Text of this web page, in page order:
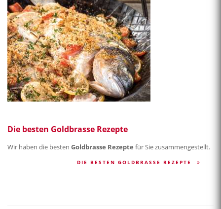
Die besten Goldbrasse Rezepte
Wir haben die besten Goldbrasse Rezepte für Sie zusammengestellt.
DIE BESTEN GOLDBRASSE REZEPTE